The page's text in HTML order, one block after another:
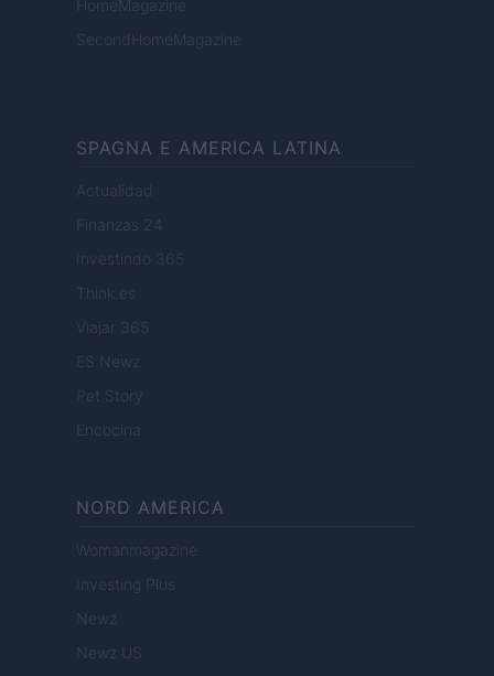
HomeMagazine
SecondHomeMagazine
SPAGNA E AMERICA LATINA
Actualidad
Finanzas 24
Investindo 365
Think.es
Viajar 365
ES Newz
Pet Story
Encocina
NORD AMERICA
Womanmagazine
Investing Plus
Newz
Newz US